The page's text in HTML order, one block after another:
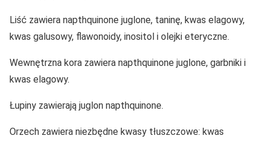
Liść zawiera napthquinone juglone, taninę, kwas elagowy,
kwas galusowy, flawonoidy, inositol i olejki eteryczne.
Wewnętrzna kora zawiera napthquinone juglone, garbniki i
kwas elagowy.
Łupiny zawierają juglon napthquinone.
Orzech zawiera niezbędne kwasy tłuszczowe: kwas